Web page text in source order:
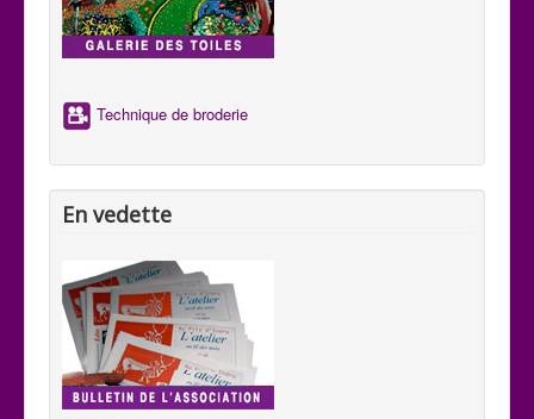
Technique de broderie
En vedette